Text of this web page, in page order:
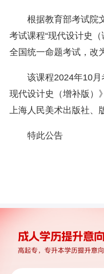
根据教育部考试院
考试课程“现代设计史
全国统一命题考试，改
该课程2024年10
现代设计史（增补版）
上海人民美术出版社、
特此公告